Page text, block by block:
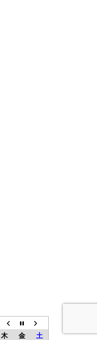
木 金 土